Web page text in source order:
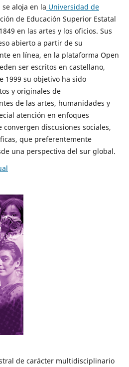
se aloja en la Universidad de
de Educación Superior Estatal
en las artes y los oficios. Sus
abierto a partir de su
en línea, en la plataforma Open
ser escritos en castellano,
1999 su objetivo ha sido
y originales de
de las artes, humanidades y
atención en enfoques
discusiones sociales,
que preferentemente
una perspectiva del sur global.
de carácter multidisciplinario